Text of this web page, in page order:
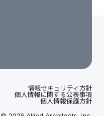
情報セキュリティ方針
個人情報に関する公表事項
個人情報保護方針